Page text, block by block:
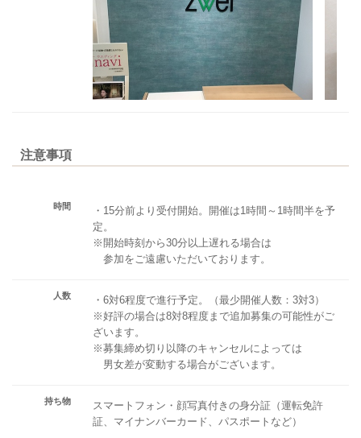
注意事項
時間
・15分前より受付開始。開催は1時間～1時間半を予
定。
※開始時刻から30分以上遅れる場合は
参加をご遠慮いただいております。
人数
・6対6程度で進行予定。（最少開催人数：3対3）
※好評の場合は8対8程度まで追加募集の可能性がご
ざいます。
※募集締め切り以降のキャンセルによっては
男女差が変動する場合がございます。
持ち物
スマートフォン・顔写真付きの身分証（運転免許
証、マイナンバーカード、パスポートなど）